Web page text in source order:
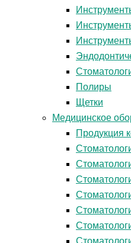
Полиры
Щетки
Медицинское
Продукция